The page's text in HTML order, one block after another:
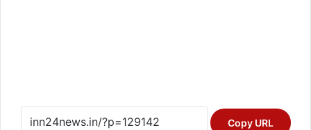
Copy URL